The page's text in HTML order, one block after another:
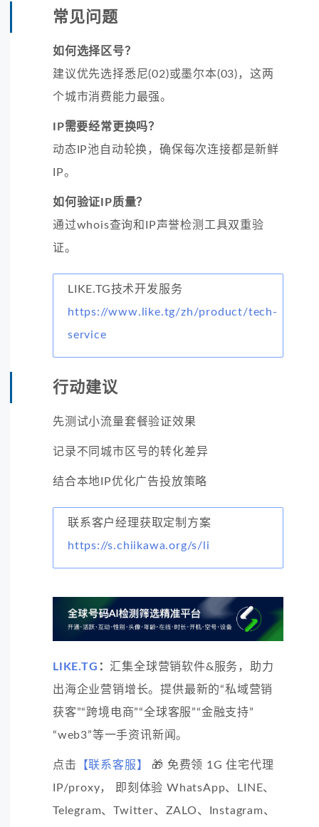
常见问题
如何选择区号？
建议优先选择悉尼(02)或墨尔本(03)，这两
个城市消费能力最强。
IP需要经常更换吗？
动态IP池自动轮换，确保每次连接都是新鲜
IP。
如何验证IP质量？
通过whois查询和IP声誉检测工具双重验
证。
LIKE.TG技术开发服务
https://www.like.tg/zh/product/tech-
service
行动建议
先测试小流量套餐验证效果
记录不同城市区号的转化差异
结合本地IP优化广告投放策略
联系客户经理获取定制方案
https://s.chiikawa.org/s/li
LIKE.TG ： 汇集全球营销软件&服务，助力
出海企业营销增长。提供最新的“私域营销
获客”“跨境电商”“全球客服”“金融支持”
“web3”等一手资讯新闻。
点击 【联系客服】
🎁 免费领 1G 住宅代理
IP/proxy， 即刻体验 WhatsApp、LINE、
Telegram、Twitter、ZALO、Instagram、